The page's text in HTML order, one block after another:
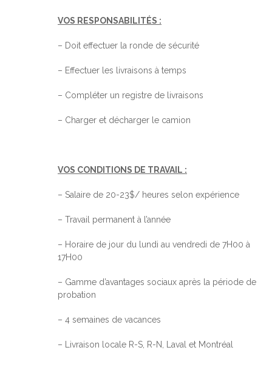
VOS RESPONSABILITÉS :
– Doit effectuer la ronde de sécurité
– Effectuer les livraisons à temps
– Compléter un registre de livraisons
– Charger et décharger le camion
VOS CONDITIONS DE TRAVAIL :
– Salaire de 20-23$/ heures selon expérience
– Travail permanent à l’année
– Horaire de jour du lundi au vendredi de 7H00 à
17H00
– Gamme d’avantages sociaux après la période de
probation
– 4 semaines de vacances
– Livraison locale R-S, R-N, Laval et Montréal